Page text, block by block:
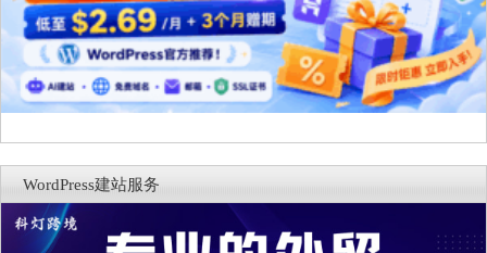
WordPress建站服务